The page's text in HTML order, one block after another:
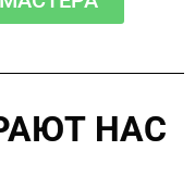
НАС